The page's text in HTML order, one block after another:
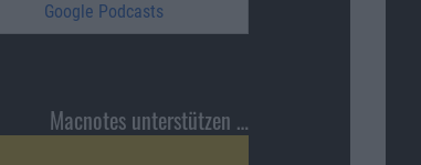
Google Podcasts
Macnotes unterstützen …